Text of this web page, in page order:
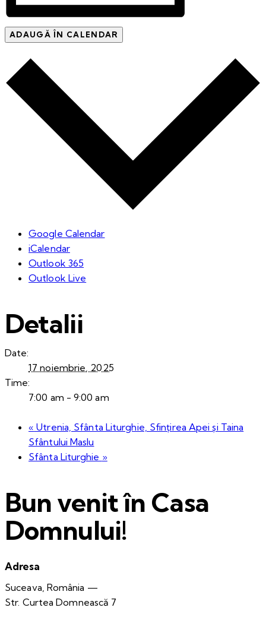
ADAUGĂ ÎN CALENDAR
Google Calendar
iCalendar
Outlook 365
Outlook Live
Detalii
Date:
17 noiembrie, 2025
Time:
7:00 am - 9:00 am
« Utrenia, Sfânta Liturghie, Sfințirea Apei și Taina
Sfântului Maslu
Sfânta Liturghie »
Bun venit în Casa
Domnului!
Adresa
Suceava, România —
Str. Curtea Domnească 7